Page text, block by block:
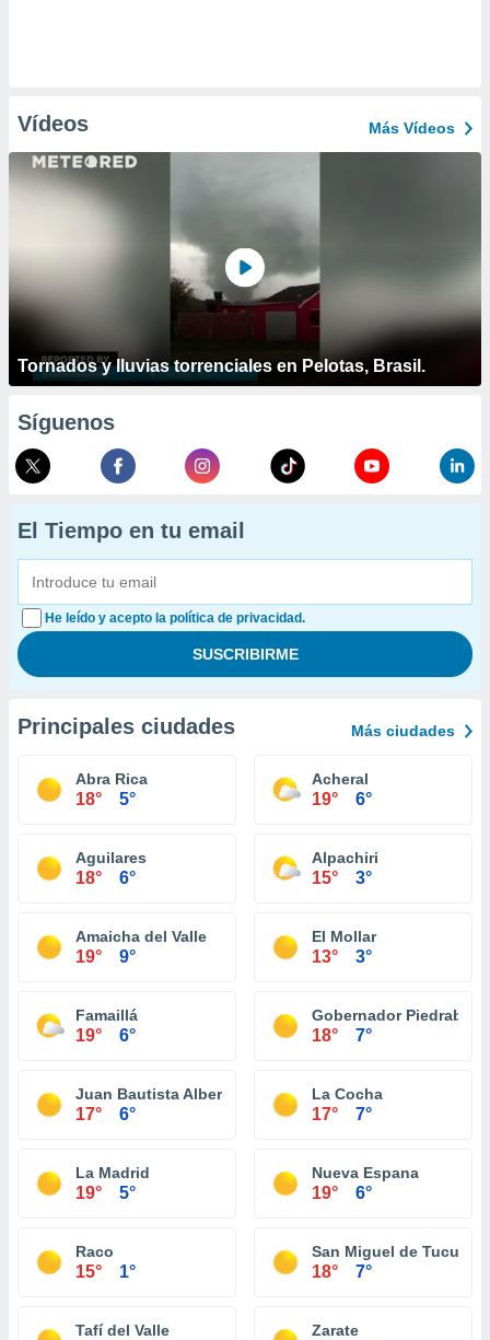
Vídeos Más Vídeos
Tornados y lluvias torrenciales en Pelotas, Brasil.
Síguenos
El Tiempo en tu email
He leído y acepto la política de privacidad.
Principales ciudades Más ciudades
Abra Rica
18° 5°
Acheral
19° 6°
Aguilares
18° 6°
Alpachiri
15° 3°
Amaicha del Valle
19° 9°
El Mollar
13° 3°
Famaillá
19° 6°
Gobernador
18° 7°
Juan Bautista Alberdi
17° 6°
La Cocha
17° 7°
La Madrid
19° 5°
Nueva Espana
19° 6°
Raco
15° 1°
San Miguel de Tucumán
18° 7°
Tafí del Valle Zarate